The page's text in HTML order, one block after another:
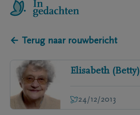
← Terug naar rouwbericht
Elisabeth (Betty)
24/12/2013